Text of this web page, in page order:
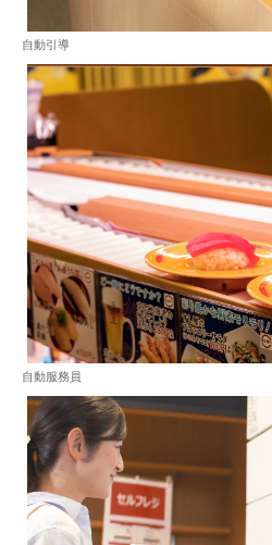
自動引導
自動服務員